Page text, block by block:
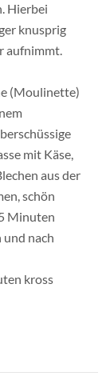
Hierbei
knusprig
aufnimmt.
(Moulinette)
mit Käse,
aus der
schön
Minuten
und nach
kross